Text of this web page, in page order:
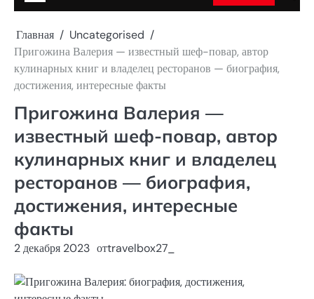
Главная
Uncategorised
Пригожина Валерия — известный шеф-повар, автор
кулинарных книг и владелец ресторанов — биография,
достижения, интересные факты
Пригожина Валерия —
известный шеф-повар, автор
кулинарных книг и владелец
ресторанов — биография,
достижения, интересные
факты
2 декабря 2023 отtravelbox27_